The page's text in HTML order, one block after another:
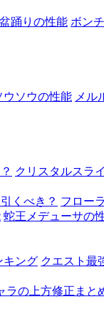
踊りの性能 ボン
ウソウの性能 メル
クリスタルスラ
くべき？ フロー
蛇王メデューサの
キング クエスト最
ラの上方修正まと